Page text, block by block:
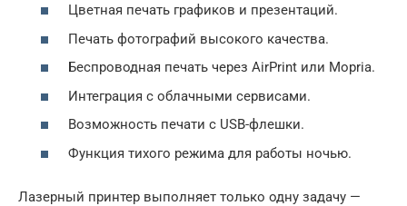
Цветная печать графиков и презентаций.
Печать фотографий высокого качества.
Беспроводная печать через AirPrint или Mopria.
Интеграция с облачными сервисами.
Возможность печати с USB-флешки.
Функция тихого режима для работы ночью.
Лазерный принтер выполняет только одну задачу —